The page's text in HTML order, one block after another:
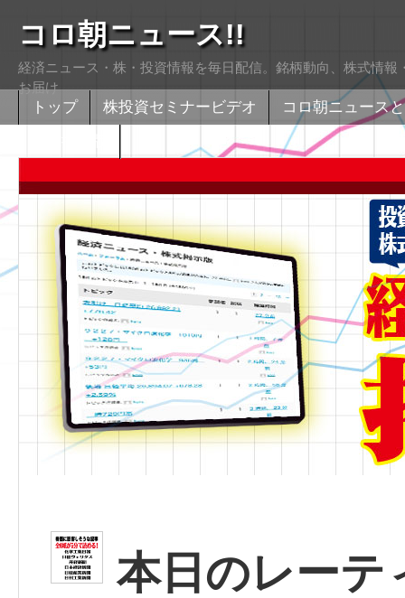
コロ朝ニュース!!
経済ニュース・株・投資情報を毎日配信。銘柄動向、株式情
お届け
トップ 株投資セミナービデオ
コロ朝ニュース
本日のレー